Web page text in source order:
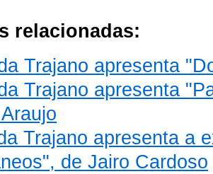
relacionadas:
Trajano apresenta
Trajano apresenta
Trajano apresenta a
de Jairo Cardoso